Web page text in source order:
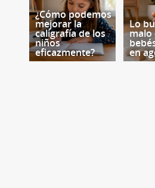
¿Cómo podemos
mejorar la
caligrafía de los
niños
eficazmente?
Lo
malo
en